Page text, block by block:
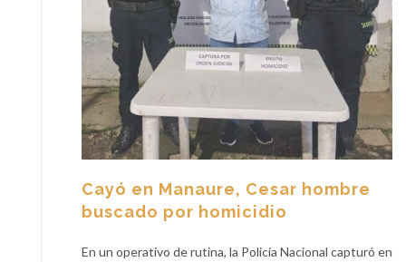
Cayó en Manaure, Cesar hombre
buscado por homicidio
En un operativo de rutina, la Policía Nacional capturó en